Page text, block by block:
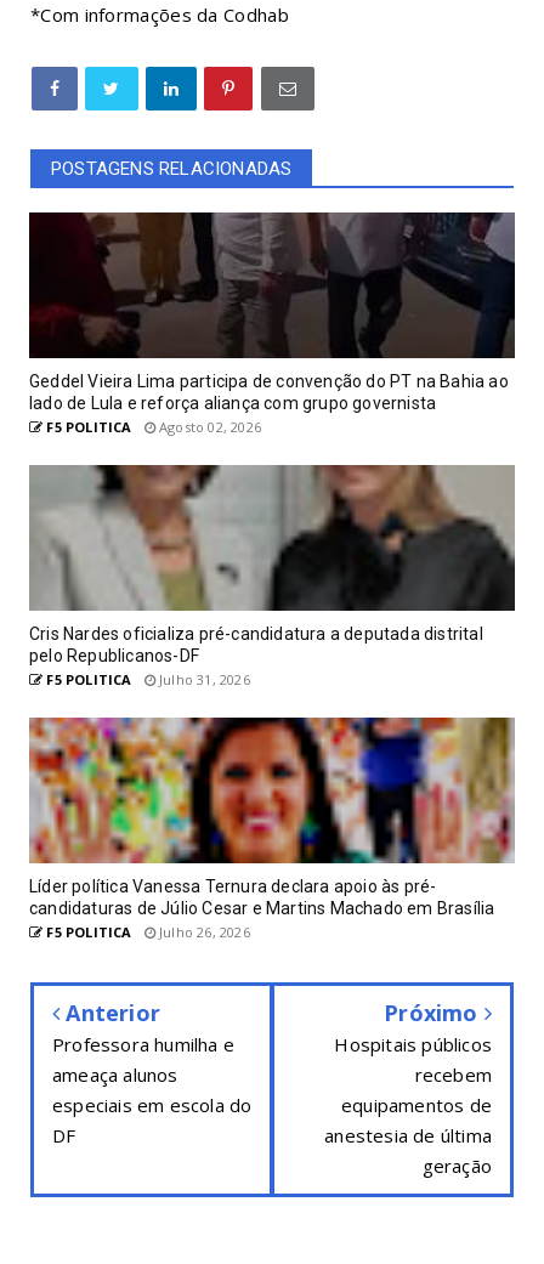
*Com informações da Codhab
POSTAGENS RELACIONADAS
Geddel Vieira Lima participa de convenção do PT na Bahia ao
lado de Lula e reforça aliança com grupo governista
F5 POLITICA Agosto 02, 2026
Cris Nardes oficializa pré-candidatura a deputada distrital
pelo Republicanos-DF
F5 POLITICA Julho 31, 2026
Líder política Vanessa Ternura declara apoio às pré-
candidaturas de Júlio Cesar e Martins Machado em Brasília
F5 POLITICA Julho 26, 2026
Anterior
Professora humilha e
ameaça alunos
especiais em escola do
DF
Próximo
Hospitais públicos
recebem
equipamentos de
anestesia de última
geração